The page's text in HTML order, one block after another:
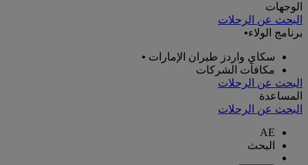
الوجهات
البحث عن الرحلات
برنامج الولاء•
سكاي واردز طيران الإمارات •
مكافآت الشركات
البحث عن الرحلات
المساعدة
البحث عن الرحلات
AE
البحث